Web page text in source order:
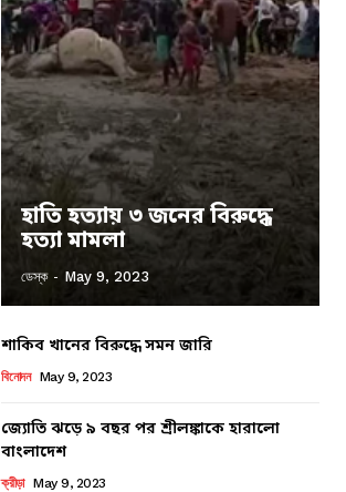
হাতি হত্যায় ৩ জনের বিরুদ্ধে
হত্যা মামলা
ডেস্ক - May 9, 2023
শাকিব খানের বিরুদ্ধে সমন জারি
বিনোদন May 9, 2023
জ্যোতি ঝড়ে ৯ বছর পর শ্রীলঙ্কাকে হারালো
বাংলাদেশ
ক্রীড়া May 9, 2023